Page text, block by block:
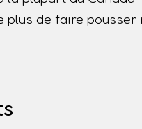
plus de faire pousser